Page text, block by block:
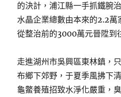
的決計，浦江縣一手抓鐵腕
水晶企業總數由本來的2.2
從整治前的3000萬元晉陞到
走進湖州市吳興區東林鎮，
布鄉下郊野，于夏季風拂下
龜鱉養殖招致水淨化嚴重，